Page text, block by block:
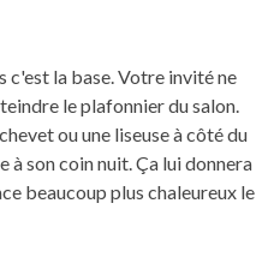
c'est la base. Votre invité ne
le plafonnier du salon.
ou une liseuse à côté du
à son coin nuit. Ça lui donnera
beaucoup plus chaleureux le